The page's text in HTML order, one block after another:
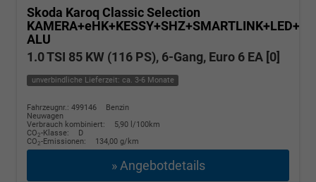
Skoda Karoq Classic Selection
ALU
1.0 TSI 85 KW (116 PS), 6-Gang, Euro 6 EA [0]
unverbindliche Lieferzeit: ca. 3-6 Monate
Fahrzeugnr.: 499146
Benzin
Neuwagen
Verbrauch kombiniert:
5,90 l/100km
CO2-Klasse:
D
CO2-Emissionen: 134,00 g/km
» Angebotdetails